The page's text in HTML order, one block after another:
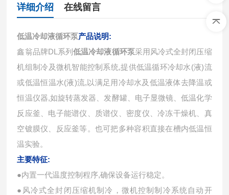
详细介绍 在线留言
低温冷却液循环泵产品说明:
鑫翁品牌DL系列低温冷却液循环泵采用风冷式全封闭压缩
机组制冷及微机智能控制系统,提供低温循环冷却水(液)流
或低温恒温水(液)流,以满足用冷却水及低温液体去降温或
恒温仪器,如旋转蒸发器、发酵罐、电子显微镜、低温化学
反应釜、电子能谱仪、质谱仪、密度仪、冷冻干燥机、真
空镀膜仪、反应釜等。也可把多种容积直接在槽内低温恒
温实验。
主要特征:
●内置一代温度控制程序,确保设备运行稳定。
●风冷式全封闭压缩机制冷，微机控制制冷系统自动开